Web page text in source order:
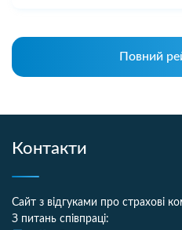
Повний
Контакти
Сайт з відгуками про страхові
З питань співпраці: